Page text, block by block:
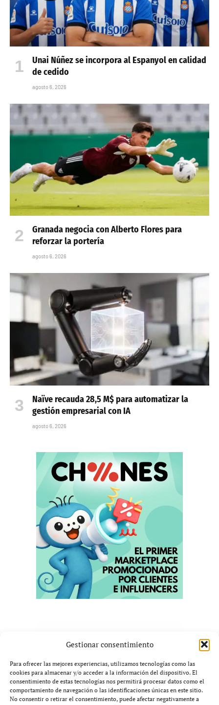
Gestionar consentimiento
Para ofrecer las mejores experiencias, utilizamos tecnologías como las
cookies para almacenar y/o acceder a la información del dispositivo. El
consentimiento de estas tecnologías nos permitirá procesar datos como el
comportamiento de navegación o las identificaciones únicas en este sitio.
No consentir o retirar el consentimiento, puede afectar negativamente a
Unai Núñez se incorpora al Espanyol en calidad
de cedido
agosto 6, 2026
Granada negocia con Alberto Flores para
reforzar la portería
agosto 6, 2026
Naïve recauda 28,5 M$ para automatizar la
gestión empresarial con IA
agosto 6, 2026